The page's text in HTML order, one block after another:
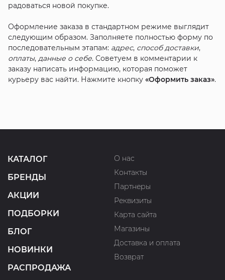
радоваться новой покупке.
Оформление заказа в стандартном режиме выглядит
следующим образом. Заполняете полностью форму по
последовательным этапам: адрес, способ доставки,
оплаты, данные о себе. Советуем в комментарии к
заказу написать информацию, которая поможет
курьеру вас найти. Нажмите кнопку «Оформить заказ».
КАТАЛОГ
БРЕНДЫ
АКЦИИ
ПОДБОРКИ
БЛОГ
НОВИНКИ
РАСПРОДАЖА
О нас
Контакты
Партнеры
Реквизиты
Карта сайта
Магазины
Доставка и оплата
Возврат